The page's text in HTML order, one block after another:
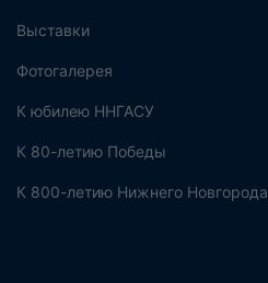
Выставки
Фотогалерея
К юбилею ННГАСУ
К 80-летию Победы
К 800-летию Нижнего Новгорода